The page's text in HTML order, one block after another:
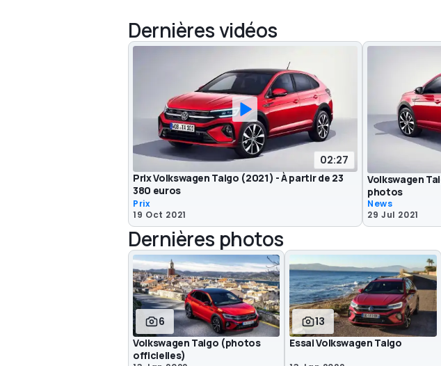
Dernières vidéos
02:27
Prix Volkswagen Taigo (2021) - À partir de 23
380 euros
Prix
19 Oct 2021
Volkswagen
photos
News
29 Jul 2021
Dernières photos
6
Volkswagen Taigo (photos
officielles)
13
Essai Volkswagen Taigo